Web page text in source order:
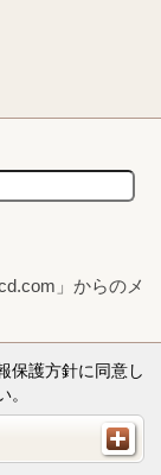
」からのメ
保護方針に同意し
。